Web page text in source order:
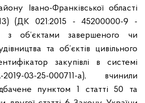
Івано-Франківської області
(ДК 021:2015 - 45200000-9 -
з об’єктами завершеного чи
та об’єктів цивільного
закупівлі в системі
03-25-000711-a), вчинили
пунктом 1 статті 50 та